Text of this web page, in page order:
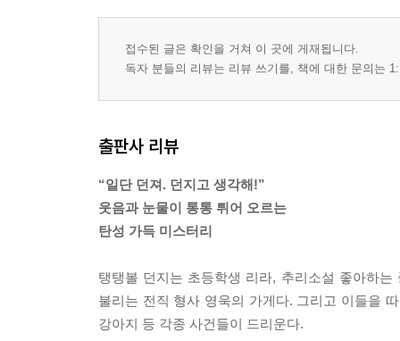
접수된 글은 확인을 거쳐 이 곳에 게재됩니다.
독자 분들의 리뷰는 리뷰 쓰기를, 책에 대한 문의는
출판사 리뷰
“일단 던져. 던지고 생각해!”
웃음과 눈물이 통통 튀어 오르는
탄성 가득 미스터리
탱탱볼 던지는 초등학생 리라, 추리소설 좋아하는
불리는 전직 형사 영욱의 가게다. 그리고 이들을
강아지 등 각종 사건들이 드리운다.